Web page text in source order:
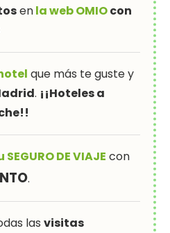
enla web OMIOcon
que más te guste y
. ¡¡Hoteles a
DE VIAJE con
.
lasvisitas